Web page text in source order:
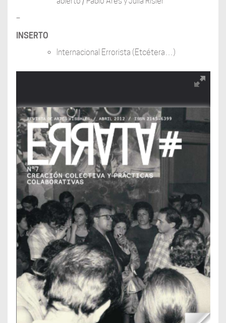
–
INSERTO
Internacional Errorista (Etcétera…)